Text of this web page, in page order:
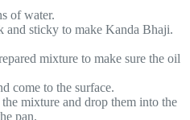
of water.
and sticky to make Kanda Bhaji.
mixture to make sure the oil
come to the surface.
mixture and drop them into the
pan.